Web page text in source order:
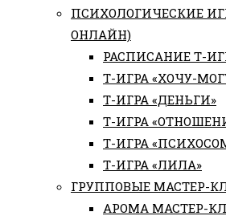
ПСИХОЛОГИЧЕСКИЕ
ОНЛАЙН)
РАСПИСАНИЕ Т-
Т-ИГРА «ХОЧУ-
Т-ИГРА «ДЕНЬГИ»
Т-ИГРА
Т-ИГРА
Т-ИГРА «ЛИЛА»
ГРУППОВЫЕ МАСТЕР-
АРОМА МАСТЕР-